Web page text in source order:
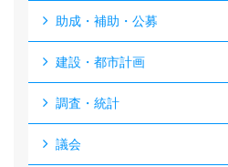
助成・補助・公募
建設・都市計画
調査・統計
議会